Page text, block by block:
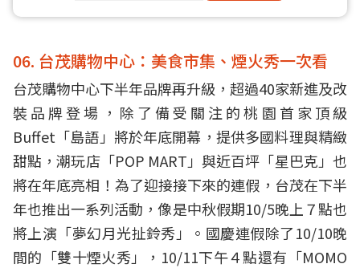
06. 台茂購物中心：美食市集、煙火秀一次看
台茂購物中心下半年品牌再升級，超過40家新進及改
裝品牌登場，除了備受關注的桃園首家頂級
Buffet「島語」將於年底開幕，提供多國料理與精緻
甜點，潮玩店「POP MART」與近百坪「星巴克」也
將在年底亮相！為了迎接接下來的連假，台茂在下半
年也推出一系列活動，像是中秋假期10/5晚上７點也
將上演「夢幻月光扯鈴秀」。國慶連假除了10/10晚
間的「雙十煙火秀」，10/11下午４點還有「MOMO